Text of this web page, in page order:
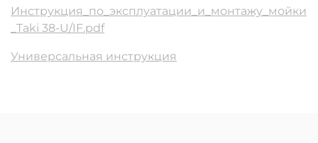
Инструкция_по_эксплуатации_и_монтажу_мойки
_Taki 38-U/IF.pdf
Универсальная инструкция